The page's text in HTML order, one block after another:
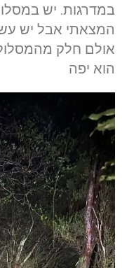
המצאתי אבל יש
אולם חלק
הוא יפה